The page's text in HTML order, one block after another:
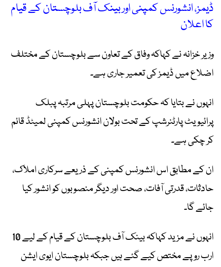
ڈیمز، انشورنس کمپنی اور بینک آف بلوچستان کے قیام
کا اعلان
وزیر خزانہ نے کہاکہ وفاق کے تعاون سے بلوچستان کے مختلف
اضلاع میں ڈیمز کی تعمیر جاری ہے۔
انہوں نے بتایا کہ حکومت بلوچستان پہلی مرتبہ پبلک
پرائیویٹ پارٹنرشپ کے تحت بولان انشورنس کمپنی لمیٹڈ قائم
کر چکی ہے۔
ان کے مطابق اس انشورنس کمپنی کے ذریعے سرکاری املاک،
حادثات، قدرتی آفات، صحت اور دیگر منصوبوں کو انشور کیا
جائے گا۔
انہوں نے مزید کہاکہ بینک آف بلوچستان کے قیام کے لیے 10
ارب روپے مختص کیے گئے ہیں جبکہ بلوچستان ایوی ایشن